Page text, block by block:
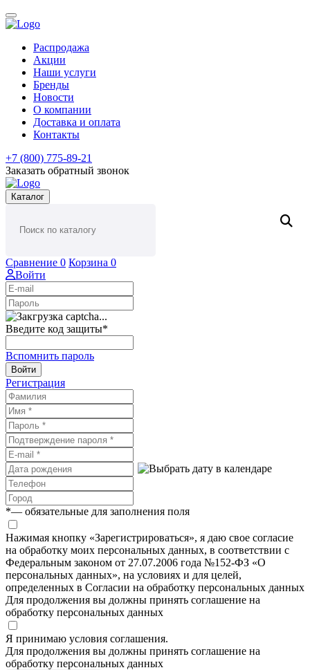
Распродажа
Акции
Наши услуги
Бренды
Новости
О компании
Доставка и оплата
Контакты
+7 (800) 775-89-21
Заказать обратный звонок
Каталог
Сравнение 0 Корзина 0
Войти
Введите код защиты*
Вспомнить пароль
Войти
Регистрация
*— обязательные для заполнения поля
Нажимая кнопку «Зарегистрироваться», я даю свое согласие
на обработку моих персональных данных, в соответствии с
Федеральным законом от 27.07.2006 года №152-ФЗ «О
персональных данных», на условиях и для целей,
определенных в Согласии на обработку персональных данных
Для продолжения вы должны принять соглашение на
обработку персональных данных
Я принимаю условия соглашения.
Для продолжения вы должны принять соглашение на
обработку персональных данных